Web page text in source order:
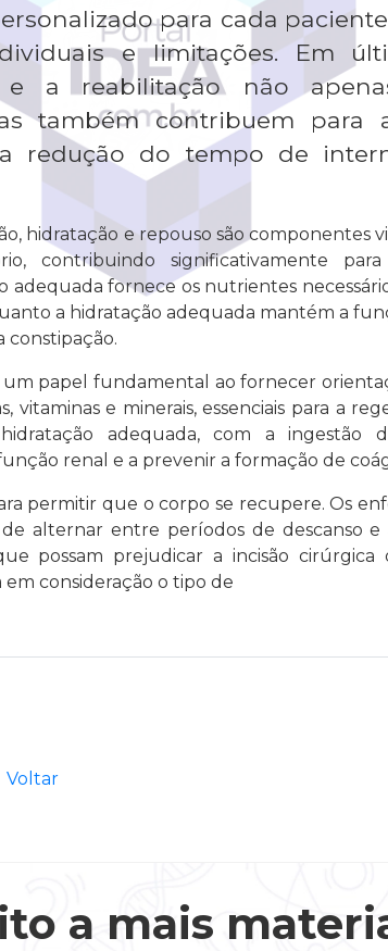
para cada
e limitações. Em
e a reabilitação não
também contribuem para
redução do tempo de
hidratação e repouso são componentes
contribuindo significativamente
adequada fornece os nutrientes
a hidratação adequada mantém a
constipação.
papel fundamental ao fornecer
vitaminas e minerais, essenciais para a
adequada, com a ingestão
renal e a prevenir a formação de
permitir que o corpo se recupere. Os
alternar entre períodos de descanso e
possam prejudicar a incisão
consideração o tipo de
Voltar
a mais